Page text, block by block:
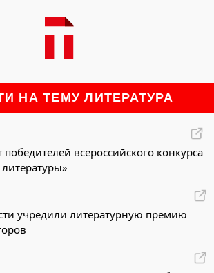
НА ТЕМУ ЛИТЕРАТУРА
победителей всероссийского конкурса
учредили литературную премию